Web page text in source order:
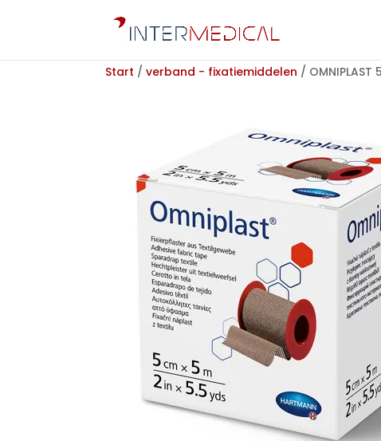
Start / verband - fixatiemiddelen /